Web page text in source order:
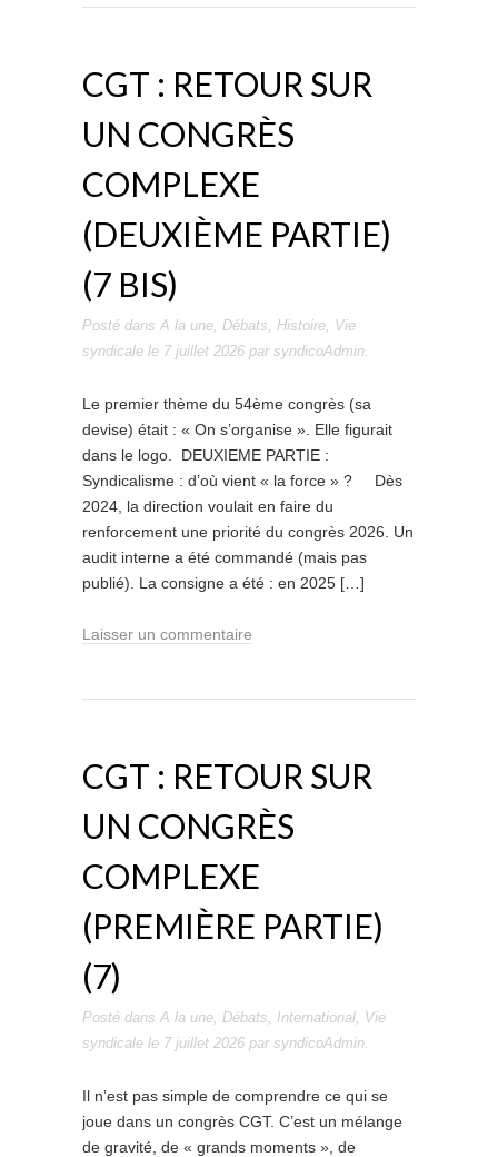
CGT : RETOUR SUR
UN CONGRÈS
COMPLEXE
(DEUXIÈME PARTIE)
(7 BIS)
Posté dans A la une, Débats, Histoire, Vie
syndicale le 7 juillet 2026 par syndicoAdmin.
Le premier thème du 54ème congrès (sa
devise) était : « On s’organise ». Elle figurait
dans le logo. DEUXIEME PARTIE :
Syndicalisme : d’où vient « la force » ? Dès
2024, la direction voulait en faire du
renforcement une priorité du congrès 2026. Un
audit interne a été commandé (mais pas
publié). La consigne a été : en 2025 […]
Laisser un commentaire
CGT : RETOUR SUR
UN CONGRÈS
COMPLEXE
(PREMIÈRE PARTIE)
(7)
Posté dans A la une, Débats, International, Vie
syndicale le 7 juillet 2026 par syndicoAdmin.
Il n’est pas simple de comprendre ce qui se
joue dans un congrès CGT. C’est un mélange
de gravité, de « grands moments », de